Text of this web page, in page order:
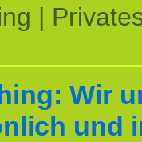
|
Wir
und